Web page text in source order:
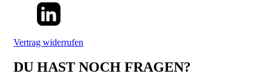
Vertrag widerrufen
DU HAST NOCH FRAGEN?